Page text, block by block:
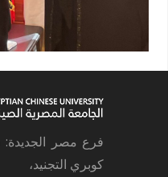
فرع مصر
كوبري التجنيد،